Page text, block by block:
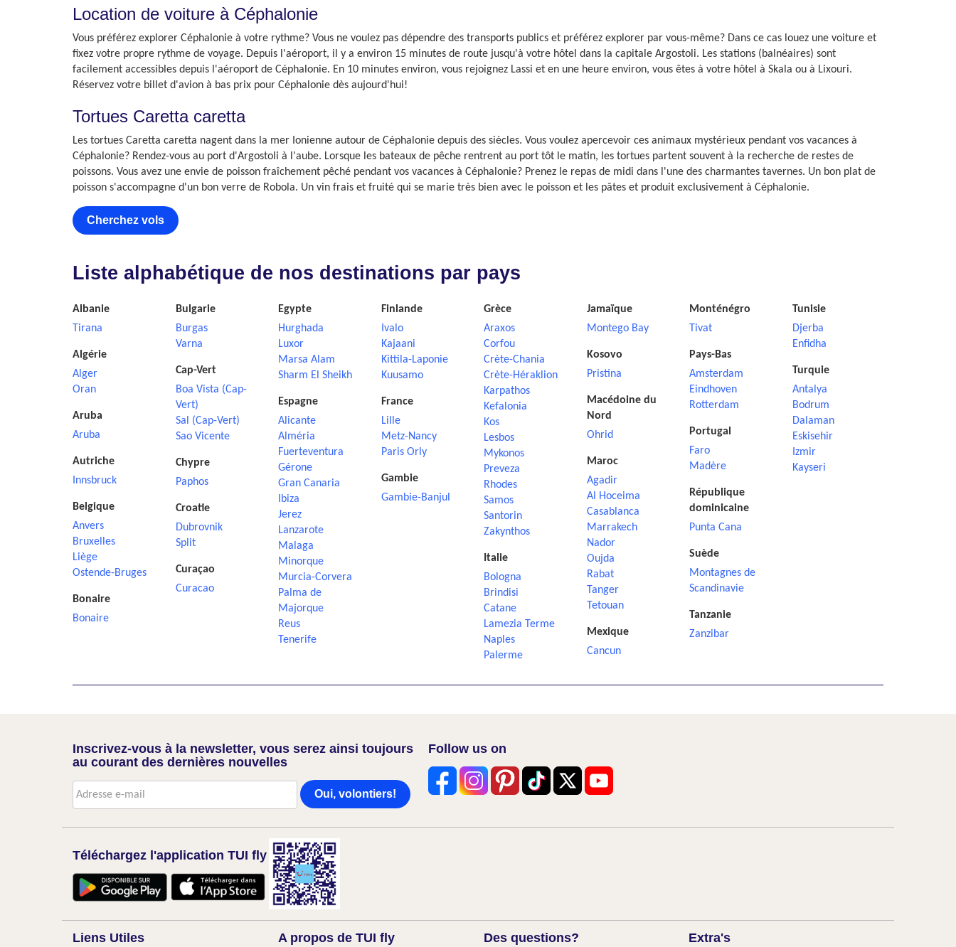
Location de voiture à Céphalonie
Vous préférez explorer Céphalonie à votre rythme? Vous ne voulez pas dépendre des transports publics et préférez explorer par vous-même? Dans ce cas louez une voiture et
fixez votre propre rythme de voyage. Depuis l'aéroport, il y a environ 15 minutes de route jusqu'à votre hôtel dans la capitale Argostoli. Les stations (balnéaires) sont
facilement accessibles depuis l'aéroport de Céphalonie. En 10 minutes environ, vous rejoignez Lassi et en une heure environ, vous êtes à votre hôtel à Skala ou à Lixouri.
Réservez votre billet d'avion à bas prix pour Céphalonie dès aujourd'hui!
Tortues Caretta caretta
Les tortues Caretta caretta nagent dans la mer Ionienne autour de Céphalonie depuis des siècles. Vous voulez apercevoir ces animaux mystérieux pendant vos vacances à
Céphalonie? Rendez-vous au port d'Argostoli à l'aube. Lorsque les bateaux de pêche rentrent au port tôt le matin, les tortues partent souvent à la recherche de restes de
poissons. Vous avez une envie de poisson fraîchement pêché pendant vos vacances à Céphalonie? Prenez le repas de midi dans l'une des charmantes tavernes. Un bon plat de
poisson s'accompagne d'un bon verre de Robola. Un vin frais et fruité qui se marie très bien avec le poisson et les pâtes et produit exclusivement à Céphalonie.
Cherchez vols
Liste alphabétique de nos destinations par pays
Albanie
Tirana
Algérie
Alger
Oran
Aruba
Aruba
Autriche
Innsbruck
Belgique
Anvers
Bruxelles
Liège
Ostende-Bruges
Bonaire
Bonaire
Bulgarie
Burgas
Varna
Cap-Vert
Boa Vista (Cap-
Vert)
Sal (Cap-Vert)
Sao Vicente
Chypre
Paphos
Croatie
Dubrovnik
Split
Curaçao
Curacao
Egypte
Hurghada
Luxor
Marsa Alam
Sharm El Sheikh
Espagne
Alicante
Alméria
Fuerteventura
Gérone
Gran Canaria
Ibiza
Jerez
Lanzarote
Malaga
Minorque
Murcia-Corvera
Palma de
Majorque
Reus
Tenerife
Finlande
Ivalo
Kajaani
Kittila-Laponie
Kuusamo
France
Lille
Metz-Nancy
Paris Orly
Gambie
Gambie-Banjul
Grèce
Araxos
Corfou
Crète-Chania
Crète-Héraklion
Karpathos
Kefalonia
Kos
Lesbos
Mykonos
Preveza
Rhodes
Samos
Santorin
Zakynthos
Italie
Bologna
Brindisi
Catane
Lamezia Terme
Naples
Palerme
Jamaïque
Montego Bay
Kosovo
Pristina
Macédoine du
Nord
Ohrid
Maroc
Agadir
Al Hoceima
Casablanca
Marrakech
Nador
Oujda
Rabat
Tanger
Tetouan
Mexique
Cancun
Monténégro
Tivat
Pays-Bas
Amsterdam
Eindhoven
Rotterdam
Portugal
Faro
Madère
République
dominicaine
Punta Cana
Suède
Montagnes de
Scandinavie
Tanzanie
Zanzibar
Tunisie
Djerba
Enfidha
Turquie
Antalya
Bodrum
Dalaman
Eskisehir
Izmir
Kayseri
Inscrivez-vous à la newsletter, vous serez ainsi toujours
au courant des dernières nouvelles
Oui, volontiers!
Follow us on
Téléchargez l'application TUI fly
Liens Utiles A propos de TUI fly Des questions? Extra's